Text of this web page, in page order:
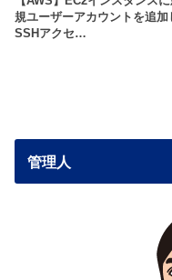
規ユーザーアカウントを追加
SSHアクセ…
管理人